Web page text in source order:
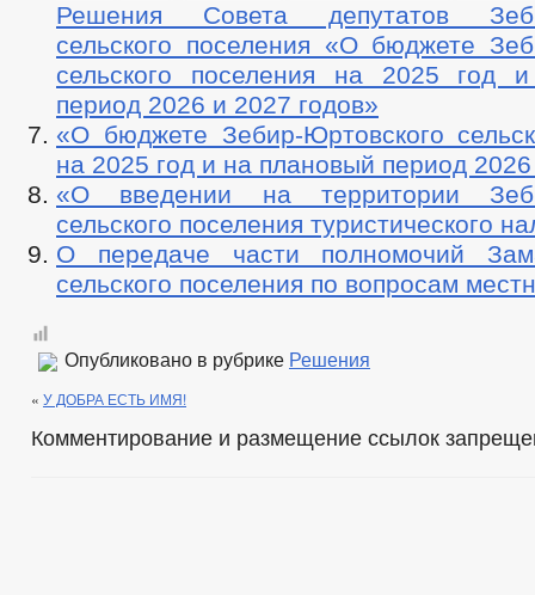
Решения Совета депутатов
сельского поселения «О бюджете
сельского поселения на 2025 год
период 2026 и 2027 годов»
«О бюджете Зебир-Юртовского
на 2025 год и на плановый период
«О введении на территории
сельского поселения туристического
О передаче части полномочий
сельского поселения по вопросам
Опубликовано в рубрике Решения
« У ДОБРА ЕСТЬ ИМЯ!
Комментирование и размещение ссылок